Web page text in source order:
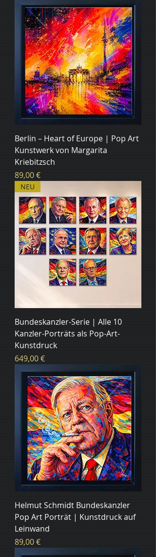
Berlin – Heart of Europe | Pop Art
Kunstwerk von Margarita
Kriebitzsch
Цена
89,00 €
NEU
Bundeskanzler-Serie | Alle 10
Kanzler-Porträts als Pop-Art-
Kunstdruck
Цена
649,00 €
Helmut Schmidt Bundeskanzler
Pop Art Porträt | Kunstdruck auf
Leinwand
Цена
89,00 €